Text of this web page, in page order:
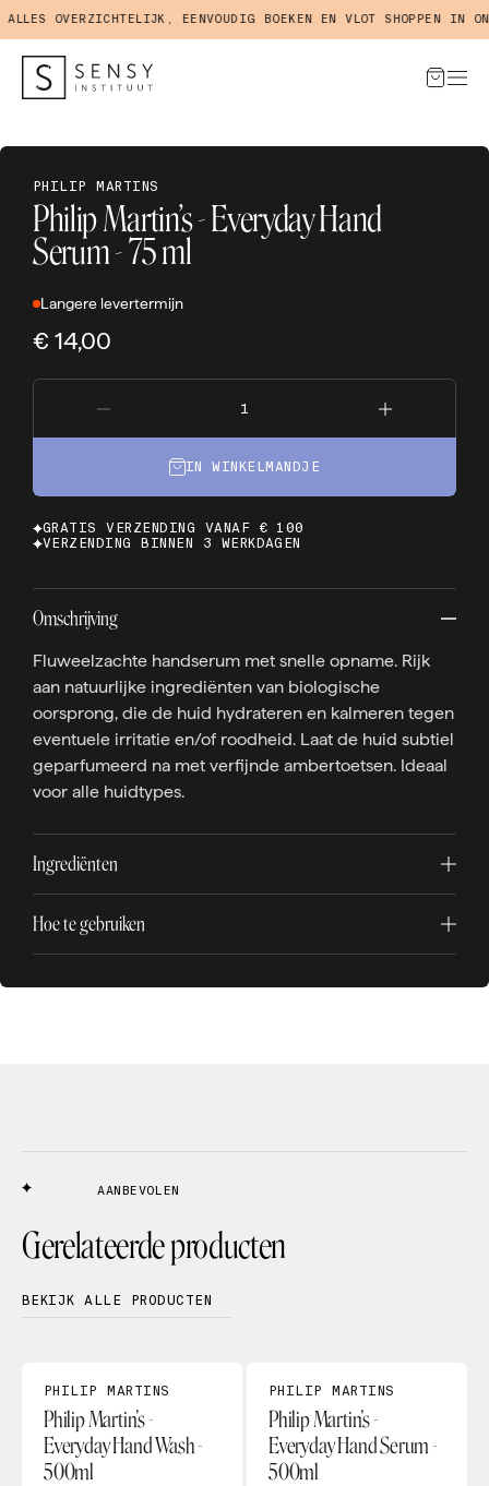
OVERZICHTELIJK, EENVOUDIG BOEKEN EN VLOT SHOPPEN IN ONZE
PHILIP MARTINS
Philip Martin’s - Everyday Hand
Serum - 75 ml
Langere levertermijn
€ 14,00
IN WINKELMANDJE
GRATIS VERZENDING VANAF € 100
VERZENDING BINNEN 3 WERKDAGEN
Omschrijving
Fluweelzachte handserum met snelle opname. Rijk
aan natuurlijke ingrediënten van biologische
oorsprong, die de huid hydrateren en kalmeren tegen
eventuele irritatie en/of roodheid. Laat de huid subtiel
geparfumeerd na met verfijnde ambertoetsen. Ideaal
voor alle huidtypes.
Ingrediënten
Hoe te gebruiken
AANBEVOLEN
Gerelateerde producten
BEKIJK ALLE PRODUCTEN
PHILIP MARTINS
Philip Martin’s -
Everyday Hand Wash -
500ml
PHILIP MARTINS
Philip Martin’s -
Everyday Hand Serum -
500ml